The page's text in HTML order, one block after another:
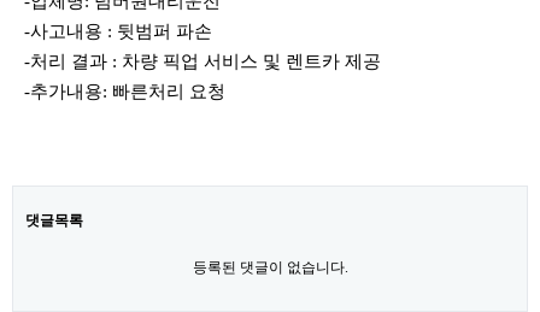
-사고내용 : 뒷범퍼 파손
-처리 결과 : 차량 픽업 서비스 및 렌트카 제공
-추가내용: 빠른처리 요청
댓글목록
등록된 댓글이 없습니다.